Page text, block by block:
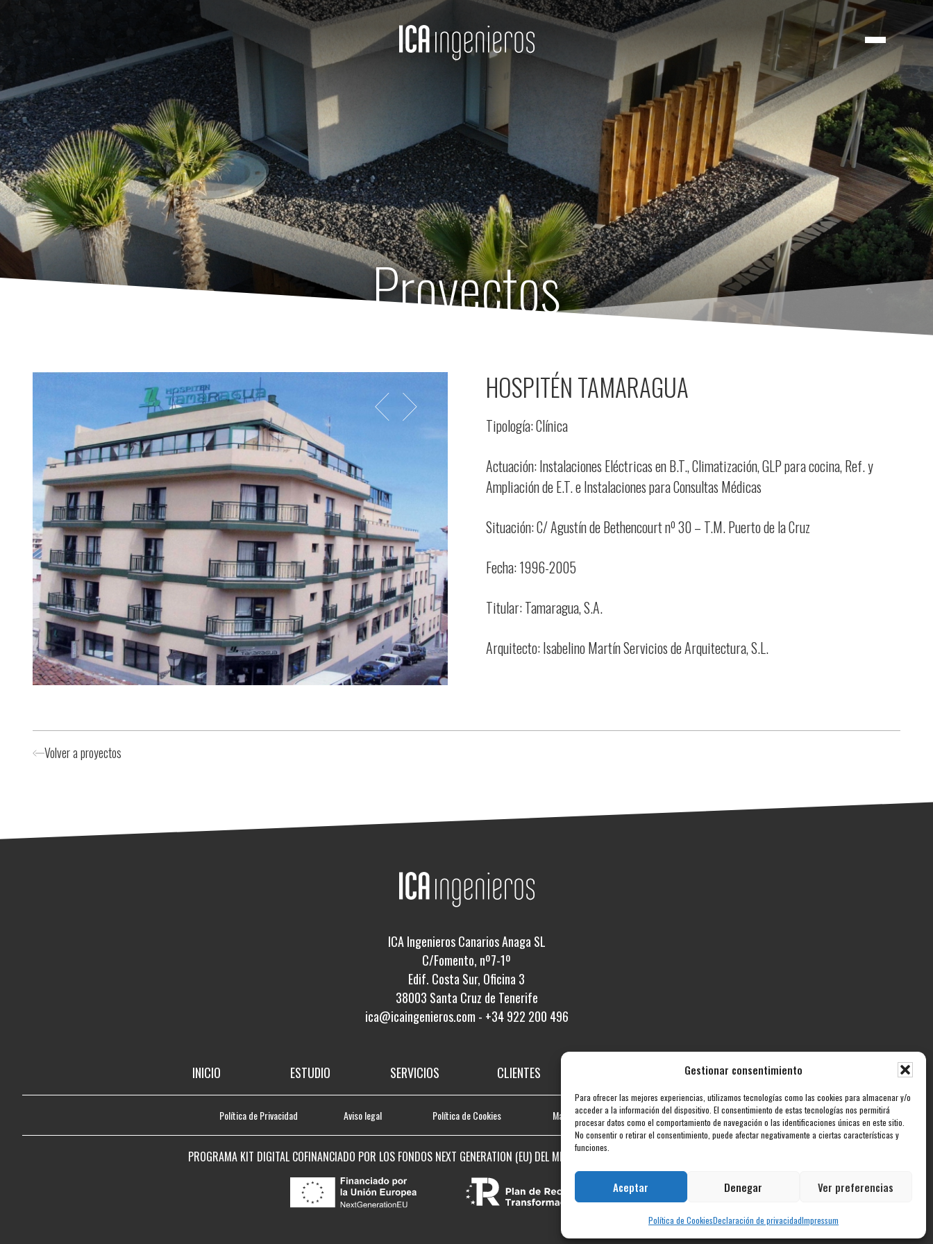
Gestionar consentimiento
Para ofrecer las mejores experiencias, utilizamos tecnologías como las cookies para almacenar y/o
acceder a la información del dispositivo. El consentimiento de estas tecnologías nos permitirá
procesar datos como el comportamiento de navegación o las identificaciones únicas en este sitio.
No consentir o retirar el consentimiento, puede afectar negativamente a ciertas características y
funciones.
Aceptar Denegar Ver preferencias
Política de CookiesDeclaración de privacidadImpressum
Proyectos
HOSPITÉN TAMARAGUA
Tipología: Clínica
Actuación: Instalaciones Eléctricas en B.T., Climatización, GLP para cocina, Ref. y
Ampliación de E.T. e Instalaciones para Consultas Médicas
Situación: C/ Agustín de Bethencourt nº 30 – T.M. Puerto de la Cruz
Fecha: 1996-2005
Titular: Tamaragua, S.A.
Arquitecto: Isabelino Martín Servicios de Arquitectura, S.L.
Volver a proyectos
ICA Ingenieros Canarios Anaga SL
C/Fomento, nº7-1º
Edif. Costa Sur, Oficina 3
38003 Santa Cruz de Tenerife
ica@icaingenieros.com - +34 922 200 496
INICIO ESTUDIO SERVICIOS CLIENTES CONTACTO
Política de Privacidad Aviso legal Política de Cookies Mapa web Accesibilidad
PROGRAMA KIT DIGITAL COFINANCIADO POR LOS FONDOS NEXT GENERATION (EU) DEL MECANISMO DE RECUPERACIÓN Y RESILIENCIA